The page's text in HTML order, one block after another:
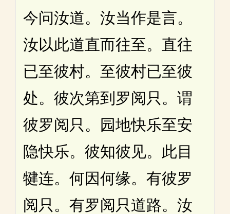
今问汝道。汝当作是言。
汝以此道直而往至。直往
已至彼村。至彼村已至彼
处。彼次第到罗阅只。谓
彼罗阅只。园地快乐至安
隐快乐。彼知彼见。此目
犍连。何因何缘。有彼罗
阅只。有罗阅只道路。汝